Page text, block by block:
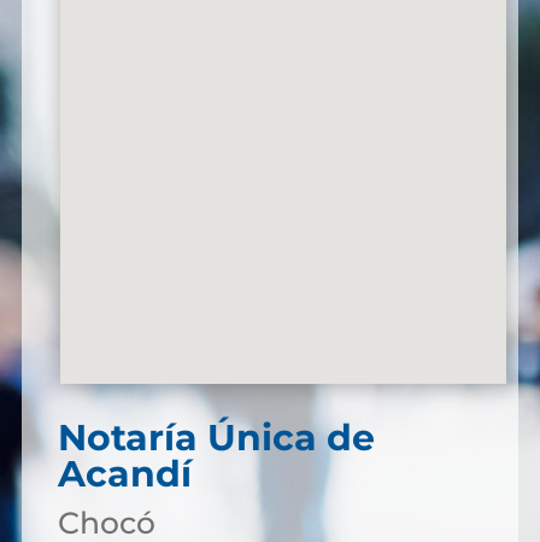
Notaría Única de
Acandí
Chocó